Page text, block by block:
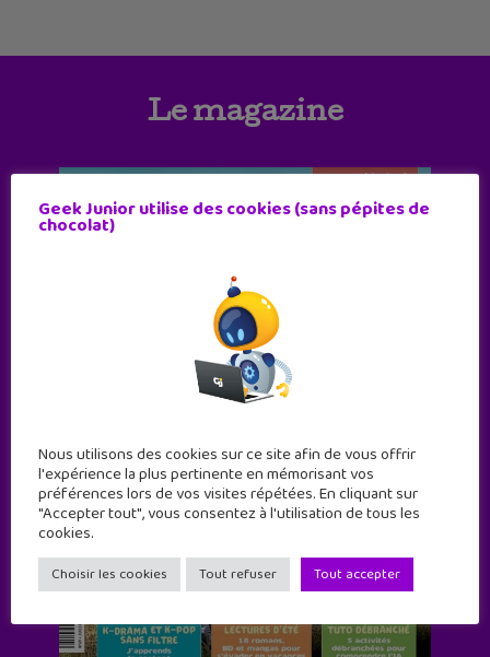
Le magazine
Geek Junior utilise des cookies (sans pépites de
chocolat)
Nous utilisons des cookies sur ce site afin de vous offrir
l'expérience la plus pertinente en mémorisant vos
préférences lors de vos visites répétées. En cliquant sur
"Accepter tout", vous consentez à l'utilisation de tous les
cookies.
Choisir les cookies Tout refuser Tout accepter